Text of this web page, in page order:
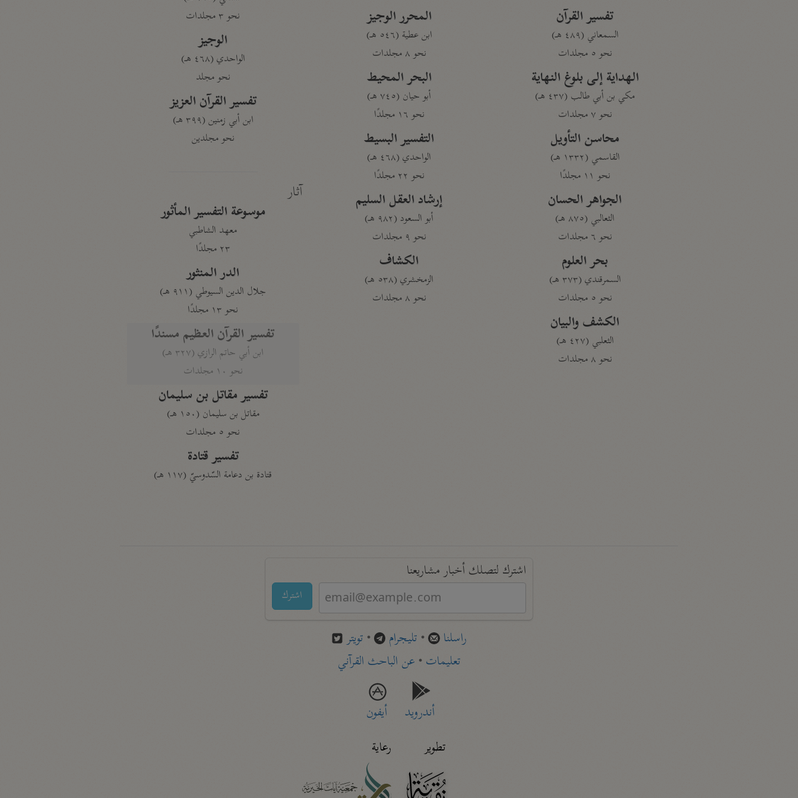
تفسير القرآن
السمعاني (٤٨٩ هـ)
نحو ٥ مجلدات
الهداية إلى بلوغ النهاية
مكي بن أبي طالب (٤٣٧ هـ)
نحو ٧ مجلدات
محاسن التأويل
القاسمي (١٣٣٢ هـ)
نحو ١١ مجلدًا
الجواهر الحسان
الثعالبي (٨٧٥ هـ)
نحو ٦ مجلدات
بحر العلوم
السمرقندي (٣٧٣ هـ)
نحو ٥ مجلدات
الكشف والبيان
الثعلبي (٤٢٧ هـ)
نحو ٨ مجلدات
المحرر الوجيز
ابن عطية (٥٤٦ هـ)
نحو ٨ مجلدات
البحر المحيط
أبو حيان (٧٤٥ هـ)
نحو ١٦ مجلدًا
التفسير البسيط
الواحدي (٤٦٨ هـ)
نحو ٢٢ مجلدًا
إرشاد العقل السليم
أبو السعود (٩٨٢ هـ)
نحو ٩ مجلدات
الكشاف
الزمخشري (٥٣٨ هـ)
نحو ٨ مجلدات
نحو ٣ مجلدات
الوجيز
الواحدي (٤٦٨ هـ)
نحو مجلد
تفسير القرآن العزيز
ابن أبي زمنين (٣٩٩ هـ)
نحو مجلدين
آثار
موسوعة التفسير المأثور
معهد الشاطبي
٢٣ مجلدًا
الدر المنثور
جلال الدين السيوطي (٩١١ هـ)
نحو ١٣ مجلدًا
تفسير القرآن العظيم مسندًا
ابن أبي حاتم الرازي (٣٢٧ هـ)
نحو ١٠ مجلدات
تفسير مقاتل بن سليمان
مقاتل بن سليمان (١٥٠ هـ)
نحو ٥ مجلدات
تفسير قتادة
قتادة بن دعامة السّدوسيّ (١١٧ هـ)
اشترك لتصلك أخبار مشاريعنا
اشترك
راسلنا • تليجرام • تويتر
تعليمات• عن الباحث القرآني
أندرويد
أيفون
تطوير
رعاية